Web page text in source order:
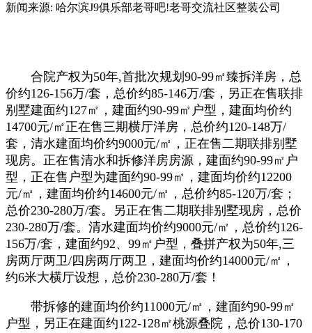
新闻来源: 哈尔滨J9俱乐部老哥吧!老哥交流社区整装公司
合院产权为50年,首批次规划90-99㎡臻拆洋房，总
价约126-156万/套，总价约85-146万/套，另正在售联排
别墅建面约127㎡，建面约90-99㎡户型，建面均价约
14700元/㎡正在售三期横厅洋房，总价约120-148万/
套，清水建面均价约9000元/㎡，正在售二期联排别墅
现房。正在售清水和拆修洋房房源，建面约90-99㎡户
型，正在售户型为建面约90-99㎡，建面均价约12200
元/㎡，建面均价约14600元/㎡，总价约85-120万/套；
总价230-280万/套。另正在售二期联排别墅现房，总价
230-280万/套。清水建面均价约9000元/㎡，总价约126-
156万/套，建面约92、99㎡户型，叠拼产权为50年,三
房两厅两卫/四房两厅两卫，建面均价约14000元/㎡，
约6米大横厅设想，总价230-280万/套！
带拆修的建面均价约11000元/㎡，建面约90-99㎡
户型，另正在建面约122-128㎡桃源叠院，总价130-170